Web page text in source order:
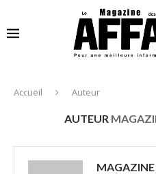
Accueil Auteur
AUTEUR
MAGAZINE